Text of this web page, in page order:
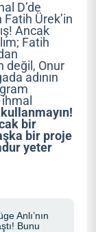
D’de
Ürek’in
Ancak
Fatih
değil, Onur
adının
bir
bir proje
yeter